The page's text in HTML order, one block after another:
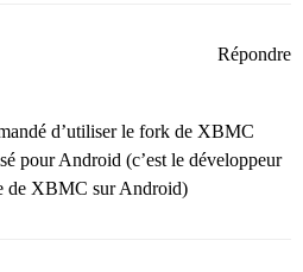
d’utiliser le fork de XBMC
pour Android (c’est le développeur
de XBMC sur Android)
Répondre